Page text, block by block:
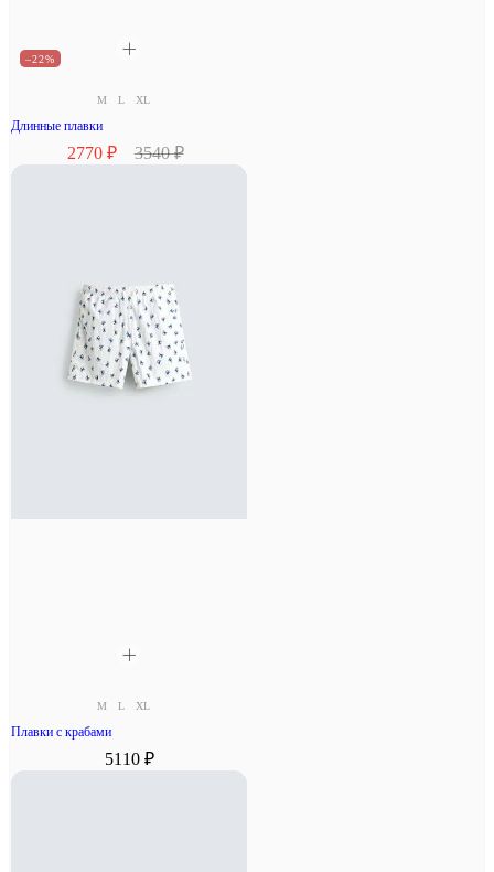
–22%
M L XL
Длинные плавки
2770 ₽ 3540 ₽
M L XL
Плавки с крабами
5110 ₽